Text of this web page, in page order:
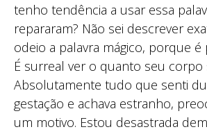
tenho tendência a usar essa
repararam? Não sei descrever
odeio a palavra mágico, porque é
É surreal ver o quanto seu corpo
Absolutamente tudo que senti
gestação e achava estranho,
um motivo. Estou desastrada